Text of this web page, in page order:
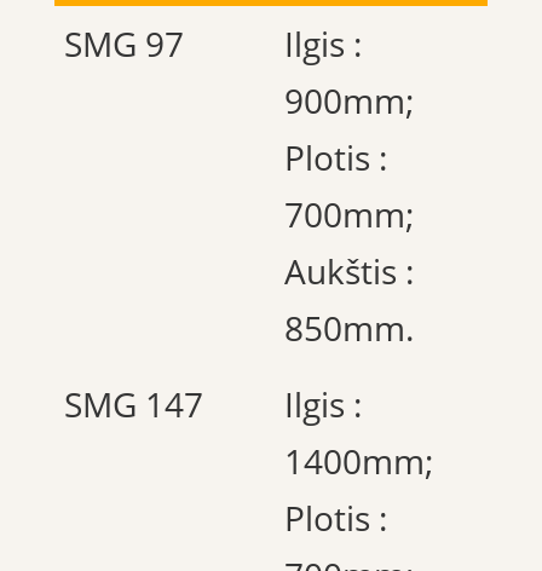
SMG 97
Ilgis :
900mm;
Plotis :
700mm;
Aukštis :
850mm.
SMG 147
Ilgis :
1400mm;
Plotis :